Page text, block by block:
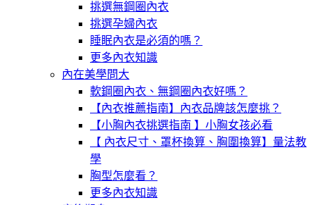
挑選無鋼圈內衣
挑選孕婦內衣
睡眠內衣是必須的嗎？
更多內衣知識
內在美學問大
軟鋼圈內衣、無鋼圈內衣好嗎？
【內衣推薦指南】內衣品牌該怎麼挑？
【小胸內衣挑選指南 】小胸女孩必看
【 內衣尺寸、罩杯換算、胸圍換算】量法教
學
胸型怎麼看？
更多內衣知識